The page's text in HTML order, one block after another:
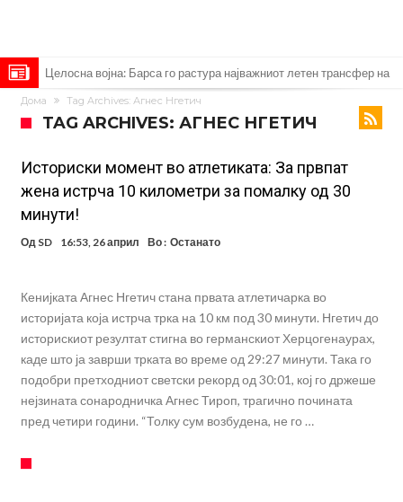
Целосна војна: Барса го растура најважниот летен трансфер на
Атлетико?!
Инфантино имал љубовница: Испливаа скандалозни
Арсенал со 138 милиони евра тргнува по ѕвездата на Серија А?
Мурињо воведува строга дисциплина во Реал Мадрид: Ова се
трите нови правила
Неочекувана „бомба“ од Англија: Ливерпул се засили од
Англиски репрезентативец обвинет за напад во ноќен клуб – ќе
оди на суд!
Дилеми повеќе нема: Познато е кога Родри ќе стане новиот
фудбалер на Барселона
Дома Tag Archives: Агнес Нгетич
TAG ARCHIVES: АГНЕС НГЕТИЧ
Историски момент во атлетиката: За првпат
жена истрча 10 километри за помалку од 30
минути!
Од SD 16:53, 26 април Во : Останато
Кенијката Агнес Нгетич стана првата атлетичарка во
историјата која истрча трка на 10 км под 30 минути. Нгетич до
историскиот резултат стигна во германскиот Херцогенаурах,
каде што ја заврши трката во време од 29:27 минути. Така го
подобри претходниот светски рекорд од 30:01, кој го држеше
нејзината сонародничка Агнес Тироп, трагично почината
пред четири години. “Толку сум возбудена, не го …